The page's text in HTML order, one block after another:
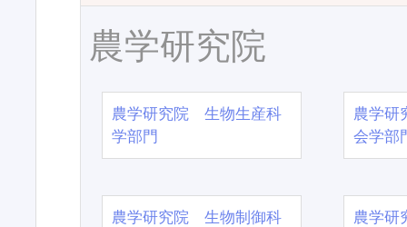
農学研究院
農学研究院 生物生産科
学部門
農学
会学部
農学研究院 生物制御科
農学